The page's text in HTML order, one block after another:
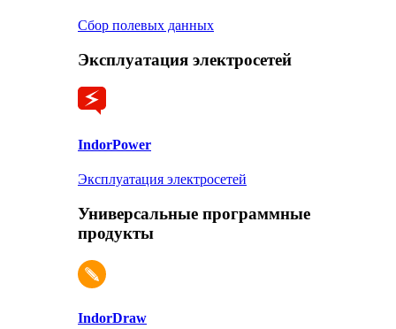
Сбор полевых данных
Эксплуатация электросетей
IndorPower
Эксплуатация электросетей
Универсальные программные
продукты
IndorDraw